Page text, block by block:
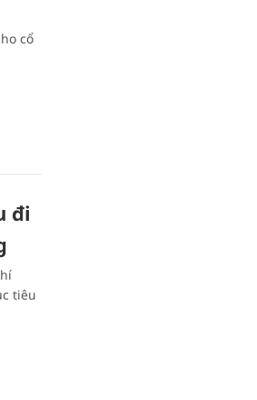
cổ
đi
tiêu